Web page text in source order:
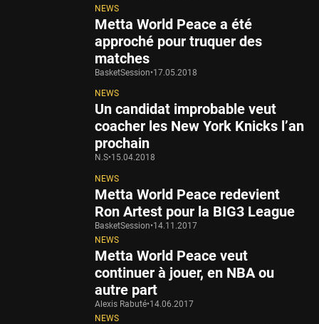
NEWS
Metta World Peace a été
approché pour truquer des
matches
BasketSession•17.05.2018
NEWS
Un candidat improbable veut
coacher les New York Knicks l’an
prochain
N.S•15.04.2018
NEWS
Metta World Peace redevient
Ron Artest pour la BIG3 League
BasketSession•14.11.2017
NEWS
Metta World Peace veut
continuer à jouer, en NBA ou
autre part
Alexis Rabuté•14.06.2017
NEWS